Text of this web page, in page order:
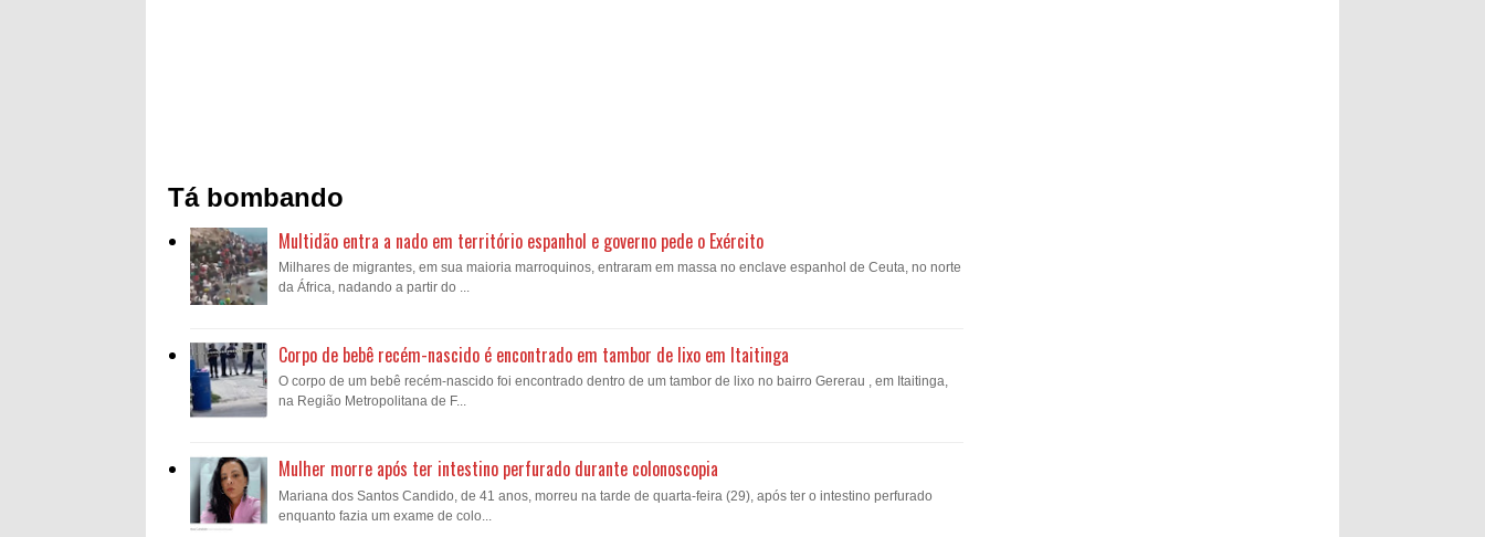
Tá bombando
Multidão entra a nado em território espanhol e governo pede o Exército
Milhares de migrantes, em sua maioria marroquinos, entraram em massa no enclave espanhol de Ceuta, no norte
da África, nadando a partir do ...
Corpo de bebê recém-nascido é encontrado em tambor de lixo em Itaitinga
O corpo de um bebê recém-nascido foi encontrado dentro de um tambor de lixo no bairro Gererau , em Itaitinga,
na Região Metropolitana de F...
Mulher morre após ter intestino perfurado durante colonoscopia
Mariana dos Santos Candido, de 41 anos, morreu na tarde de quarta-feira (29), após ter o intestino perfurado
enquanto fazia um exame de colo...